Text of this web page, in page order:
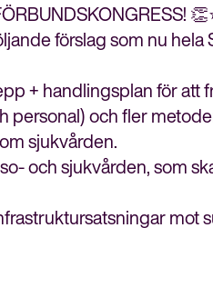
förslag som nu
+ handlingsplan för att
personal) och fler
sjukvården.
och sjukvården, som